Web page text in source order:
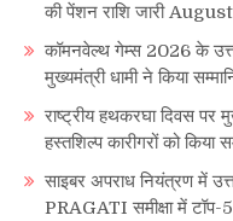
की पेंशन राशि जारी
कॉमनवेल्थ गेम्स 2026 के
मुख्यमंत्री धामी ने किया
राष्ट्रीय हथकरघा दिवस पर
हस्तशिल्प कारीगरों को किया
साइबर अपराध नियंत्रण में
PRAGATI समीक्षा में